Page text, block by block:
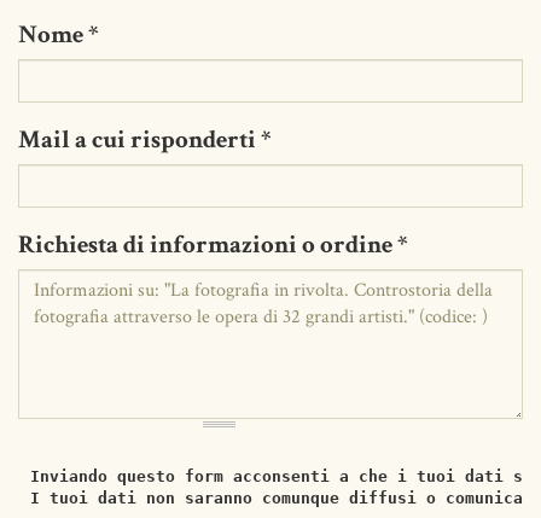
Nome*
Mail a cui risponderti*
Richiesta di informazioni o ordine*
Inviando questo form acconsenti a che i tuoi dati
I tuoi dati non saranno comunque diffusi o